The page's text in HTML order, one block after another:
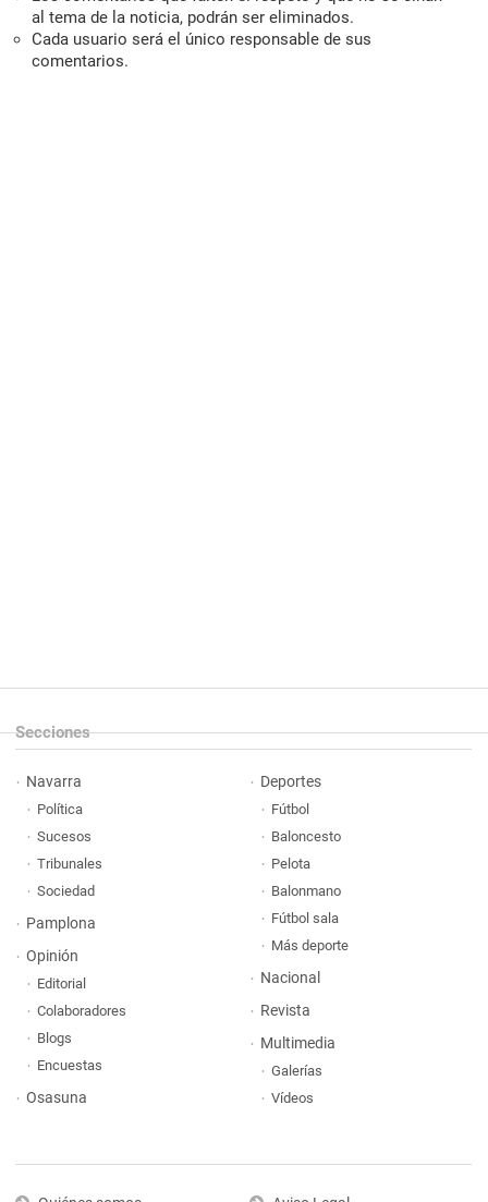
al tema de la noticia, podrán ser eliminados.
Cada usuario será el único responsable de sus
comentarios.
Secciones
Navarra
Política
Sucesos
Tribunales
Sociedad
Pamplona
Opinión
Editorial
Colaboradores
Blogs
Encuestas
Osasuna
Deportes
Fútbol
Baloncesto
Pelota
Balonmano
Fútbol sala
Más deporte
Nacional
Revista
Multimedia
Galerías
Vídeos